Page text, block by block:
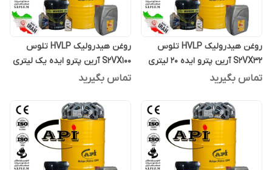
روغن هیدرولیک HVLP تلوس
S2VX32 آرین پترو ایده 20 لیتری
تماس بگیرید
روغن هیدرولیک HVLP تلوس
S2VX100 آرین پترو ایده یک لیتری
تماس بگیرید